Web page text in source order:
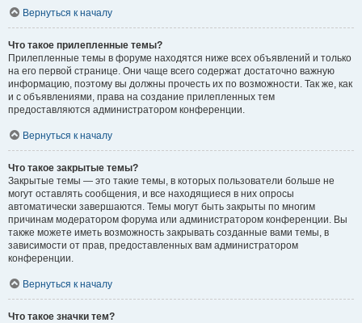
Вернуться к началу
Что такое прилепленные темы?
Прилепленные темы в форуме находятся ниже всех объявлений и только
на его первой странице. Они чаще всего содержат достаточно важную
информацию, поэтому вы должны прочесть их по возможности. Так же, как
и с объявлениями, права на создание прилепленных тем
предоставляются администратором конференции.
Вернуться к началу
Что такое закрытые темы?
Закрытые темы — это такие темы, в которых пользователи больше не
могут оставлять сообщения, и все находящиеся в них опросы
автоматически завершаются. Темы могут быть закрыты по многим
причинам модератором форума или администратором конференции. Вы
также можете иметь возможность закрывать созданные вами темы, в
зависимости от прав, предоставленных вам администратором
конференции.
Вернуться к началу
Что такое значки тем?